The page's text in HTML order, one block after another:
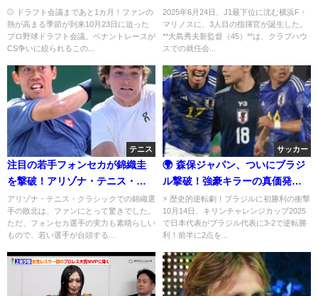
ェック！
⚾ ドラフト会議まであと1カ月！ファンの
熱が高まる季節が到来10月23日に迫った
プロ野球ドラフト会議。ペナントレースが
CS争いに絞られるこの...
生”の覚悟
2025年6月24日、J1最下位に沈む横浜F・
マリノスに、3人目の指揮官が誕生した。
**大島秀夫新監督（45）**は、クラブハウ
スでの就任会...
テニス
注目の若手フォンセカが錦織圭
を撃破！アリゾナ・テニス・ク
ラシック決勝について
アリゾナ・テニス・クラシックでの錦織選
手の敗北は、ファンにとって驚きでした。
ただ、フォンセカ選手の実力も素晴らしい
もので、若い選手が台頭する...
サッカー
🌍 森保ジャパン、ついにブラジ
ル撃破！強豪キラーの真価発
揮！
⚡ 歴史的逆転劇！ブラジルに初勝利の衝撃
10月14日、キリンチャレンジカップ2025
で日本代表がブラジル代表に3-2で逆転勝
利！前半に2点を...